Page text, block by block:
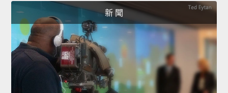
新 聞